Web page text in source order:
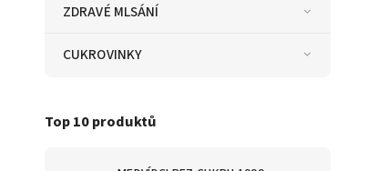
ZDRAVÉ MLSÁNÍ
CUKROVINKY
Top 10 produktů